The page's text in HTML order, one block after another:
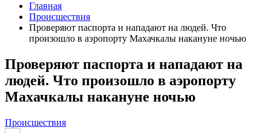
Главная
Происшествия
Проверяют паспорта и нападают на людей. Что
произошло в аэропорту Махачкалы накануне ночью
Проверяют паспорта и нападают на
людей. Что произошло в аэропорту
Махачкалы накануне ночью
Происшествия